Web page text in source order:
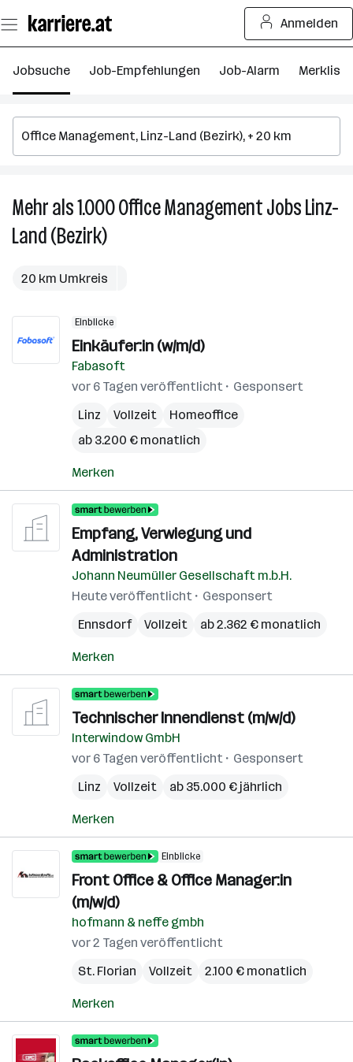
Seiteninhalt
springen
Anmelden
Jobsuche Job-Empfehlungen Job-Alarm Merkliste
Mehr als 1.000Office ManagementJobsLinz-
Land (Bezirk)
20 km Umkreis
Einblicke
Einkäufer:in (w/m/d)
Fabasoft
vor 6 Tagen veröffentlicht
Gesponsert
Linz
Vollzeit
Homeoffice
ab 3.200 € monatlich
Merken
Empfang, Verwiegung und
Administration
Johann Neumüller Gesellschaft m.b.H.
Heute veröffentlicht
Gesponsert
Ennsdorf
Vollzeit ab 2.362 € monatlich
Merken
Technischer Innendienst (m/w/d)
Interwindow GmbH
vor 6 Tagen veröffentlicht
Gesponsert
Linz
Vollzeit ab 35.000 € jährlich
Merken
Einblicke
Front Office & Office Manager:in
(m/w/d)
hofmann & neffe gmbh
vor 2 Tagen veröffentlicht
St. Florian
Vollzeit 2.100 € monatlich
Merken